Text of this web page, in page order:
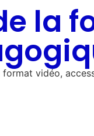
la
vidéo,